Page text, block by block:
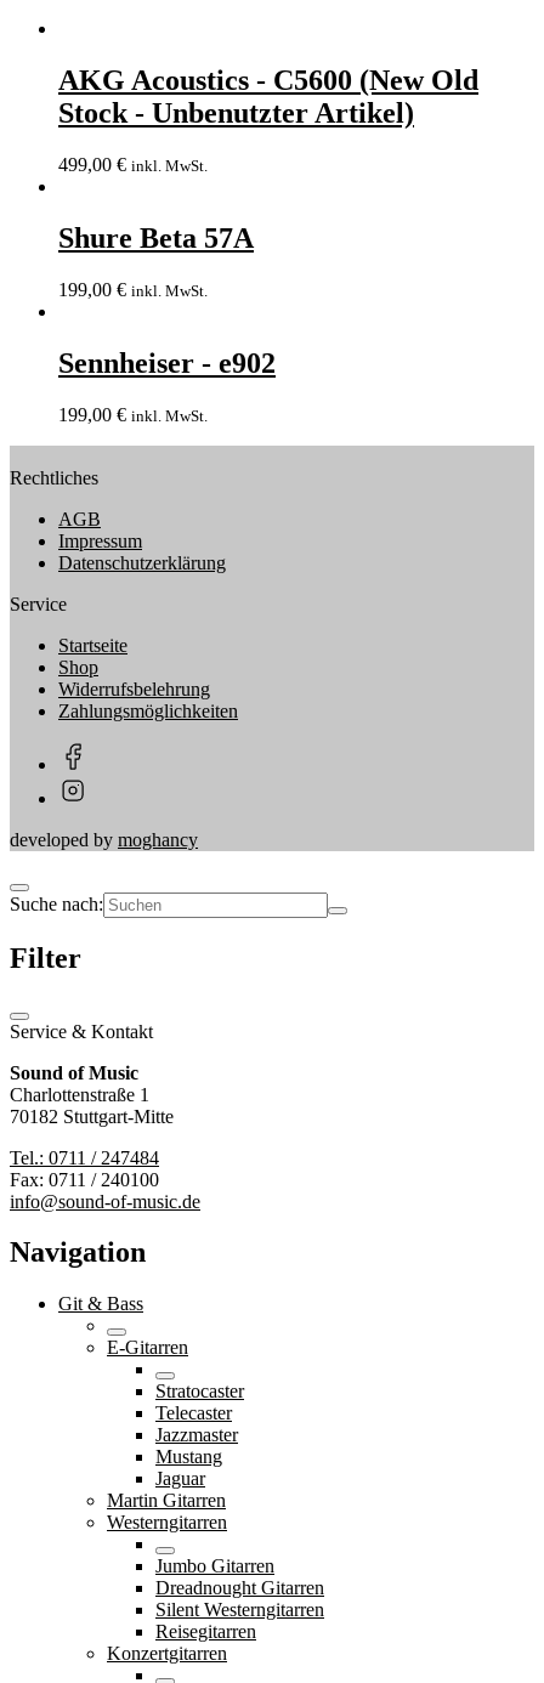
AKG Acoustics - C5600 (New Old
Stock - Unbenutzter Artikel)
499,00 € inkl. MwSt.
Shure Beta 57A
199,00 € inkl. MwSt.
Sennheiser - e902
199,00 € inkl. MwSt.
Rechtliches
AGB
Impressum
Datenschutzerklärung
Service
Startseite
Shop
Widerrufsbelehrung
Zahlungsmöglichkeiten
developed by moghancy
Suche nach:
Filter
Service & Kontakt
Sound of Music
Charlottenstraße 1
70182 Stuttgart-Mitte
Tel.: 0711 / 247484
Fax: 0711 / 240100
info@sound-of-music.de
Navigation
Git & Bass
E-Gitarren
Stratocaster
Telecaster
Jazzmaster
Mustang
Jaguar
Martin Gitarren
Westerngitarren
Jumbo Gitarren
Dreadnought Gitarren
Silent Westerngitarren
Reisegitarren
Konzertgitarren